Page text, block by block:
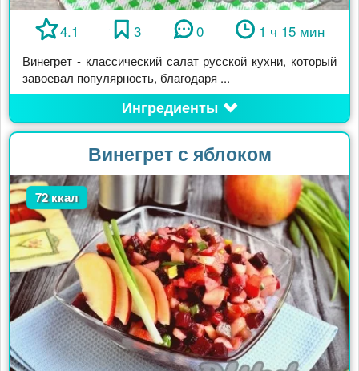
4.1 3 0 1 ч 15 мин
Винегрет - классический салат русской кухни, который
завоевал популярность, благодаря ...
Ингредиенты
Винегрет с яблоком
72 ккал